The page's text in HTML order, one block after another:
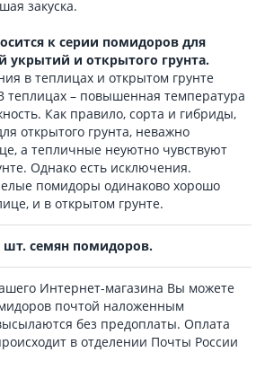
закуска.
к серии помидоров для
укрытий и открытого грунта.
в теплицах и открытом грунте
теплицах – повышенная температура
Как правило, сорта и гибриды,
открытого грунта, неважно
а тепличные неуютно чувствуют
Однако есть исключения.
помидоры одинаково хорошо
и в открытом грунте.
шт. семян помидоров.
Интернет-магазина Вы можете
почтой наложенным
без предоплаты. Оплата
в отделении Почты России